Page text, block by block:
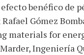
benéfico de
Gómez
materials for
Ingeniería